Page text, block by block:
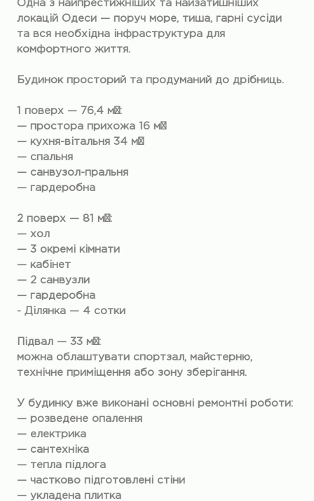
Одна з найпрестижніших та найзатишніших
локацій Одеси — поруч море, тиша, гарні сусіди
та вся необхідна інфраструктура для
комфортного життя.
Будинок просторий та продуманий до дрібниць.
1 поверх — 76,4 м²:
— простора прихожа 16 м²
— кухня-вітальня 34 м²
— спальня
— санвузол-пральня
— гардеробна
2 поверх — 81 м²:
— хол
— 3 окремі кімнати
— кабінет
— 2 санвузли
— гардеробна
- Ділянка — 4 сотки
Підвал — 33 м²:
можна облаштувати спортзал, майстерню,
технічне приміщення або зону зберігання.
У будинку вже виконані основні ремонтні роботи:
— розведене опалення
— електрика
— сантехніка
— тепла підлога
— частково підготовлені стіни
— укладена плитка